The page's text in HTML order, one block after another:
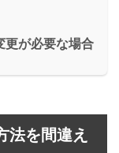
更が必要な場合
法を間違え